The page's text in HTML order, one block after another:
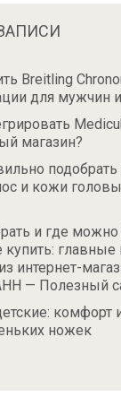
Breitling
для мужчин
магазин?
и кожи
и где можно
главные
интернет-
— Полезный
комфорт
ножек